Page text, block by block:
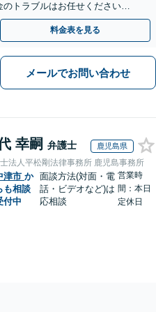
トラブルはお任せください。
料金表を見る
メールでお問い合わせ
幸嗣 弁護士 鹿児島県
法人平松剛法律事務所 鹿児島事務所
津市 か
も相談
付中
面談方法(対面・電
話・ビデオなど)は
応相談
営業時
間：本日
定休日